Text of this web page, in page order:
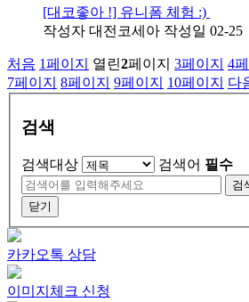
[대코좋아 !] 유니폼 체험 :)
작성자 대전코세아 작성일 02-25
처음 1페이지 열린2페이지 3페이지 4
7페이지 8페이지 9페이지 10페이지 다
검색
검색대상 검색어 필수
검
닫기
카카오톡 상담
이미지체크 신청